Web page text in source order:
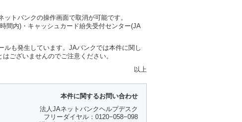
トバンクの操作画面で取消が可能です。
間内)・キャッシュカード紛失受付センター(JA
も発生しています。JAバンクでは本件に関し
ございませんのでご注意ください。
以上
本件に関するお問い合わせ
法人JAネットバンクヘルプデスク
フリーダイヤル：0120−058−098